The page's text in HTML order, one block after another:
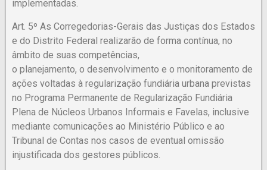
implementadas.
Art. 5º As Corregedorias-Gerais das Justiças dos Estados
e do Distrito Federal realizarão de forma contínua, no
âmbito de suas competências,
o planejamento, o desenvolvimento e o monitoramento de
ações voltadas à regularização fundiária urbana previstas
no Programa Permanente de Regularização Fundiária
Plena de Núcleos Urbanos Informais e Favelas, inclusive
mediante comunicações ao Ministério Público e ao
Tribunal de Contas nos casos de eventual omissão
injustificada dos gestores públicos.